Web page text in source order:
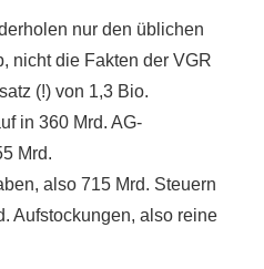
nur den üblichen
nicht die Fakten der VGR
(!) von 1,3 Bio.
in 360 Mrd. AG-
Mrd.
also 715 Mrd. Steuern
Aufstockungen, also reine